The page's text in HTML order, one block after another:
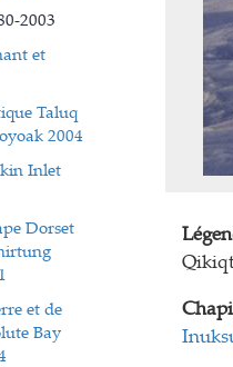
2003
et
Taluq
2004
Inlet
Dorset
et de
Bay